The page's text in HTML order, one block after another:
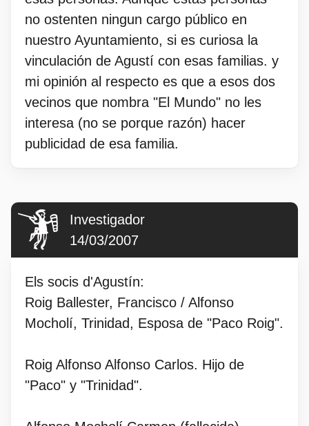
no ostenten ningun cargo público en
nuestro Ayuntamiento, si es curiosa la
vinculación de Agustí con esas familias. y
mi opinión al respecto es que a esos dos
vecinos que nombra "El Mundo" no les
interesa (no se porque razón) hacer
publicidad de esa familia.
Investigador
14/03/2007
Els socis d'Agustín:
Roig Ballester, Francisco / Alfonso
Mocholí, Trinidad, Esposa de "Paco Roig".
Roig Alfonso Alfonso Carlos. Hijo de
"Paco" y "Trinidad".